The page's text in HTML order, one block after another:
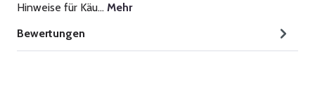
Hinweise für Käu… Mehr
Bewertungen